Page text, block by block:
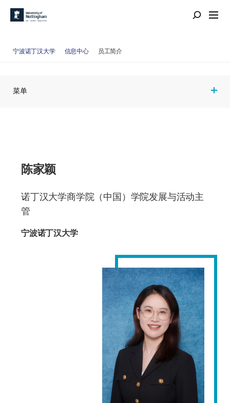
宁波诺丁汉大学 信息中心 员工简介
菜单
陈家颖
诺丁汉大学商学院（中国）学院发展与活动主
管
宁波诺丁汉大学